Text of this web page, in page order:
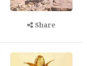
Share